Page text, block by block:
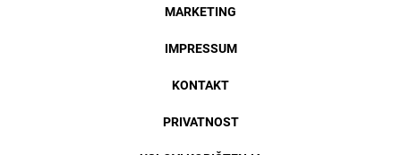
MARKETING
IMPRESSUM
KONTAKT
PRIVATNOST